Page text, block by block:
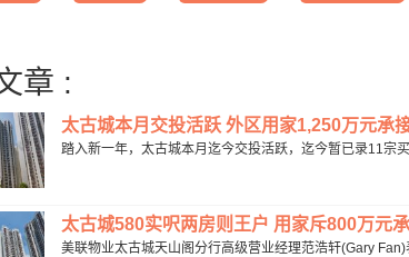
章 :
太古城本月交投活跃 外区用家1,250万元承
踏入新一年，太古城本月迄今交投活跃，迄今暂已录11宗
太古城580实呎两房则王户 用家斥800万元
美联物业太古城天山阁分行高级营业经理范浩轩(Gary